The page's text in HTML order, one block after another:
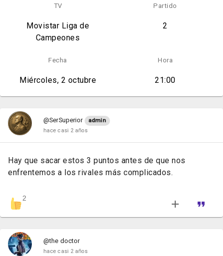
TV
Movistar Liga de
Campeones
Partido
2
Fecha
Miércoles, 2 octubre
Hora
21:00
@SerSuperior
admin
hace casi 2 años
Hay que sacar estos 3 puntos antes de que nos
enfrentemos a los rivales más complicados.
2
@the doctor
hace casi 2 años